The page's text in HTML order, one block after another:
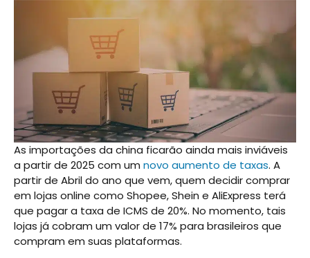
As importações da china ficarão ainda mais inviáveis
a partir de 2025 com um novo aumento de taxas. A
partir de Abril do ano que vem, quem decidir comprar
em lojas online como Shopee, Shein e AliExpress terá
que pagar a taxa de ICMS de 20%. No momento, tais
lojas já cobram um valor de 17% para brasileiros que
compram em suas plataformas.